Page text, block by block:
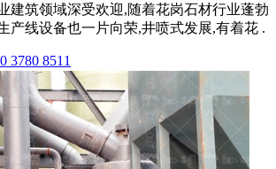
建筑领域深受欢迎,随着花岗石材行业蓬勃
产线设备也一片向荣,井喷式发展,有着花 .
3780 8511